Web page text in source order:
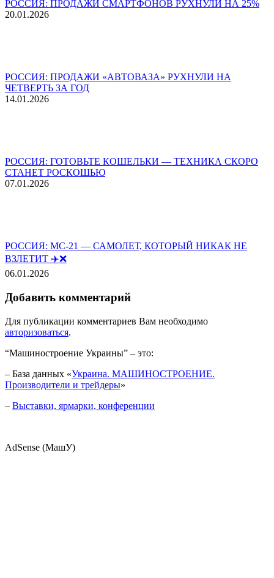
РОССИЯ: ПРОДАЖИ СМАРТФОНОВ РУХНУЛИ НА 25%
20.01.2026
РОССИЯ: ПРОДАЖИ «АВТОВАЗА» РУХНУЛИ НА
ЧЕТВЕРТЬ ЗА ГОД
14.01.2026
РОССИЯ: ГОТОВЬТЕ КОШЕЛЬКИ — ТЕХНИКА СКОРО
СТАНЕТ РОСКОШЬЮ
07.01.2026
РОССИЯ: МС-21 — САМОЛЕТ, КОТОРЫЙ НИКАК НЕ
ВЗЛЕТИТ ✈️❌
06.01.2026
Добавить комментарий
Для публикации комментариев Вам необходимо
авторизоваться.
“Машиностроение Украины” – это:
– База данных «Украина. МАШИНОСТРОЕНИЕ.
Производители и трейдеры»
– Выставки, ярмарки, конференции
AdSense (МашУ)